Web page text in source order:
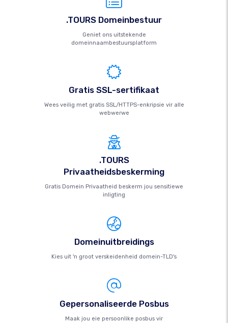
.TOURS Domeinbestuur
Geniet ons uitstekende
domeinnaambestuursplatform
Gratis SSL-sertifikaat
Wees veilig met gratis SSL/HTTPS-enkripsie vir alle
webwerwe
.TOURS
Privaatheidsbeskerming
Gratis Domein Privaatheid beskerm jou sensitiewe
inligting
Domeinuitbreidings
Kies uit 'n groot verskeidenheid domein-TLD's
Gepersonaliseerde Posbus
Maak jou eie persoonlike posbus vir